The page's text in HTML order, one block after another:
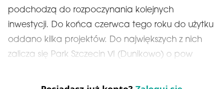
podchodzą do rozpoczynania kolejnych
inwestycji. Do końca czerwca tego roku do użytku
oddano kilka projektów. Do największych z nich
zalicza się Park Szczecin VI (Dunikowo) o pow